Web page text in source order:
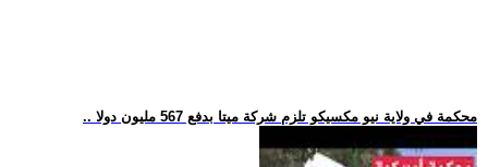
.. محكمة في ولاية نيو مكسيكو تلزم شركة ميتا بدفع 567 مليون دولا